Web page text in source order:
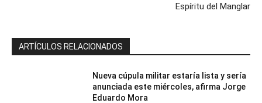
Espíritu del Manglar
ARTÍCULOS RELACIONADOS
Nueva cúpula militar estaría lista y sería
anunciada este miércoles, afirma Jorge
Eduardo Mora